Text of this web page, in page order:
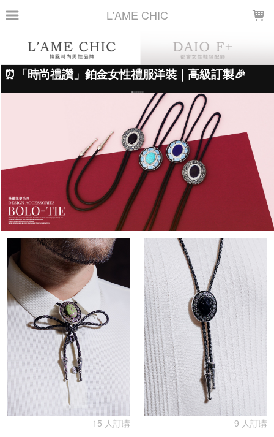
L'AME CHIC
上架時間 銷售件數 銷售價格
樣式尺寸篩選
全部樣式 白松石 虎眼石 海墨藍
沙畫寶石
迷彩瑪瑙 深藍
湖水藍
全部尺寸 FREE
篩選
15 人訂購
9 人訂購